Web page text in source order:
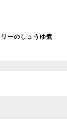
ーのしょうゆ煮